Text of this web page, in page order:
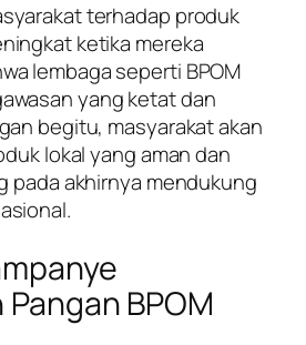
terhadap produk
ketika mereka
lembaga seperti BPOM
yang ketat dan
begitu, masyarakat akan
lokal yang aman dan
pada akhirnya mendukung
BPOM